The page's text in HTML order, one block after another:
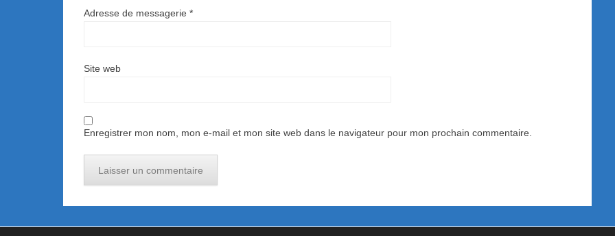
Adresse de messagerie *
Site web
Enregistrer mon nom, mon e-mail et mon site web dans le navigateur pour mon prochain commentaire.